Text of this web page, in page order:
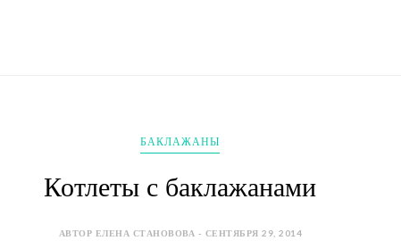
БАКЛАЖАНЫ
Котлеты с баклажанами
АВТОР ЕЛЕНА СТАНОВОВА - СЕНТЯБРЯ 29, 2014